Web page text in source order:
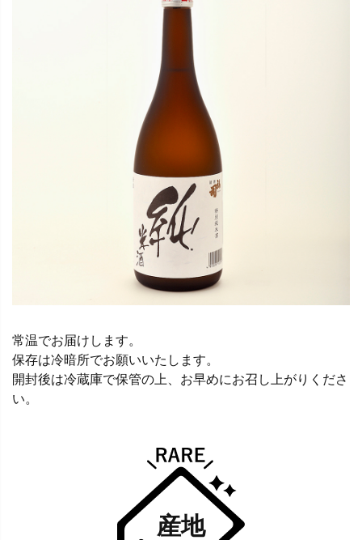
常温でお届けします。
保存は冷暗所でお願いいたします。
開封後は冷蔵庫で保管の上、お早めにお召し上がりくださ
い。
産地